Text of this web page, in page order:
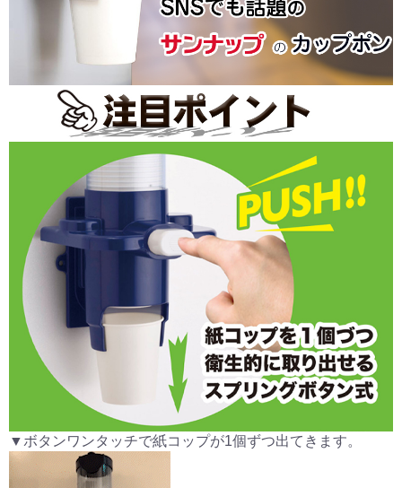
▼ボタンワンタッチで紙コップが1個ずつ出てきます。